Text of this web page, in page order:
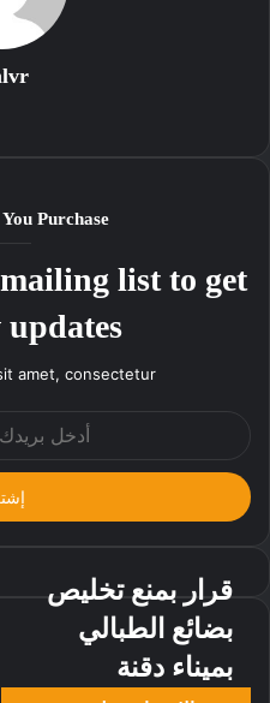
Purchase
list to get
amet, consectetur.
الإلكتروني
قرار بمنع تخليص
بضائع الطبالي
بميناء دقنة